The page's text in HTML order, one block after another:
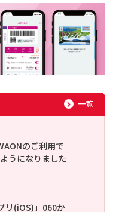
一覧
のご利用で
うになりました
リ(iOS)」060か